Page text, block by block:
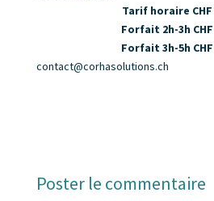
Tarif horaire CHF
Forfait 2h-3h CHF
Forfait 3h-5h CHF
contact@corhasolutions.ch
Poster le commentaire